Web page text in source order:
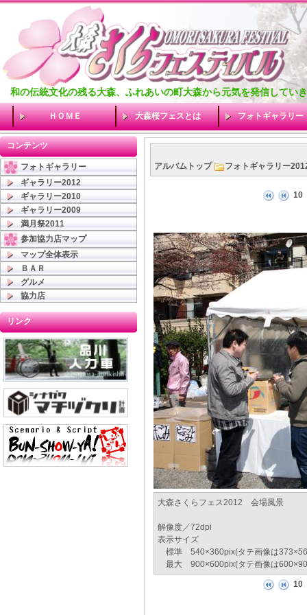
和の伝統文化の残る大森、ふれあいの町大森から元気を発信してい
ＨＯＭＥ 大森桜フェスとは フォトギャラリー
アルバムトップ フォトギャラリー
10
大森さくらフェス2012 会場風景
解像度／72dpi
表示サイズ
標準 540×360pix(タテ画像は
最大 900×600pix(タテ画像は
10
コンテンツ
フォトギャラリー
ギャラリー2012
ギャラリー2010
ギャラリー2009
満月祭2011
参加協力店マップ
マップ全体表示
ＢＡＲ
グルメ
協力店
リンク